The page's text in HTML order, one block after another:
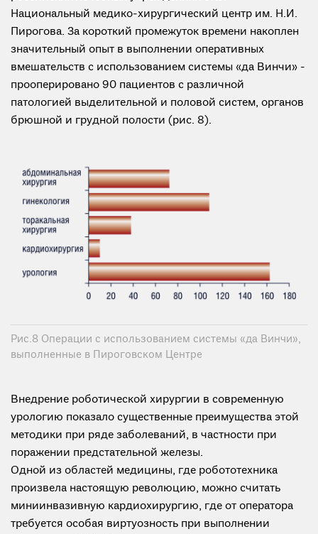
Национальный медико-хирургический центр им. Н.И.
Пирогова. За короткий промежуток времени накоплен
значительный опыт в выполнении оперативных
вмешательств с использованием системы «да Винчи» -
прооперировано 90 пациентов с различной
патологией выделительной и половой систем, органов
брюшной и грудной полости (рис. 8).
Рис.8 Операции с использованием системы «да Винчи»,
выполненные в Пироговском Центре
Внедрение роботической хирургии в современную
урологию показало существенные преимущества этой
методики при ряде заболеваний, в частности при
поражении предстательной железы.
Одной из областей медицины, где робототехника
произвела настоящую революцию, можно считать
миниинвазивную кардиохирургию, где от оператора
требуется особая виртуозность при выполнении